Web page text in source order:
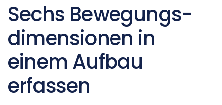
Sechs Bewegungs­
dimensionen in
einem Aufbau
erfassen